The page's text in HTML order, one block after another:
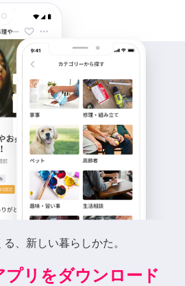
、新しい暮らしかた。
プリをダウンロード